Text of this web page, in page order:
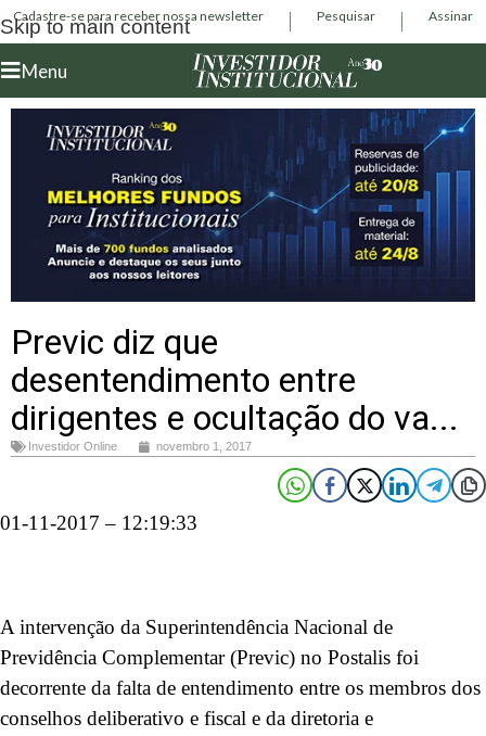
Skip to main content
Cadastre-se para receber nossa newsletter Pesquisar Assinar
Menu
Previc diz que
desentendimento entre
dirigentes e ocultação do va...
Investidor Online novembro 1, 2017
01-11-2017 – 12:19:33
A intervenção da Superintendência Nacional de
Previdência Complementar (Previc) no Postalis foi
decorrente da falta de entendimento entre os membros dos
conselhos deliberativo e fiscal e da diretoria e